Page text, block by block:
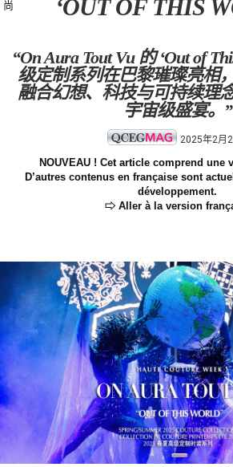
尚 ‘OUT OF THIS
“On Aura Tout Vu 的 ‘Out of
级定制系列在巴黎璀璨亮相
融合幻想、科技与可持续理
宇宙级盛宴。”
2025年2月
NOUVEAU ! Cet article comprend une
D’autres contenus en française sont
développement.
⇨ Aller à la version